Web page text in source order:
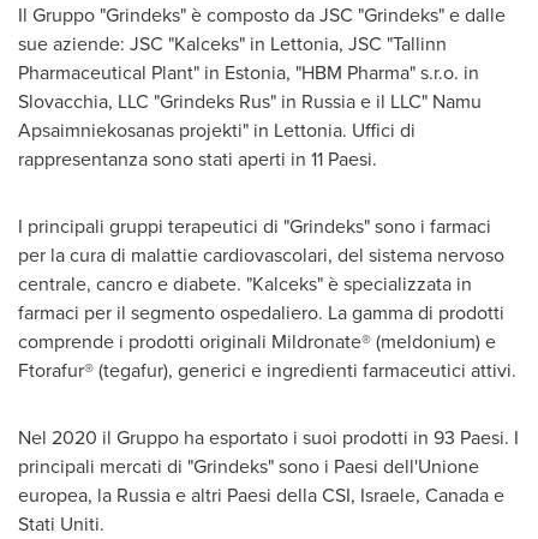
Il Gruppo "Grindeks" è composto da JSC "Grindeks" e dalle
sue aziende: JSC "Kalceks" in Lettonia, JSC "Tallinn
Pharmaceutical Plant" in Estonia, "HBM Pharma" s.r.o. in
Slovacchia, LLC "Grindeks Rus" in Russiae il LLC" Namu
Apsaimniekosanas projekti" in Lettonia. Uffici di
rappresentanza sono stati aperti in 11 Paesi.
I principali gruppi terapeutici di "Grindeks" sono i farmaci
per la cura di malattie cardiovascolari, del sistema nervoso
centrale, cancro e diabete. "Kalceks" è specializzata in
farmaci per il segmento ospedaliero. La gamma di prodotti
comprende i prodotti originali Mildronate® (meldonium) e
Ftorafur® (tegafur), generici e ingredienti farmaceutici attivi.
Nel 2020 il Gruppo ha esportato i suoi prodotti in 93 Paesi. I
principali mercati di "Grindeks" sono i Paesi dell'Unione
europea, la Russiae altri Paesi della CSI, Israele, Canadae
Stati Uniti.